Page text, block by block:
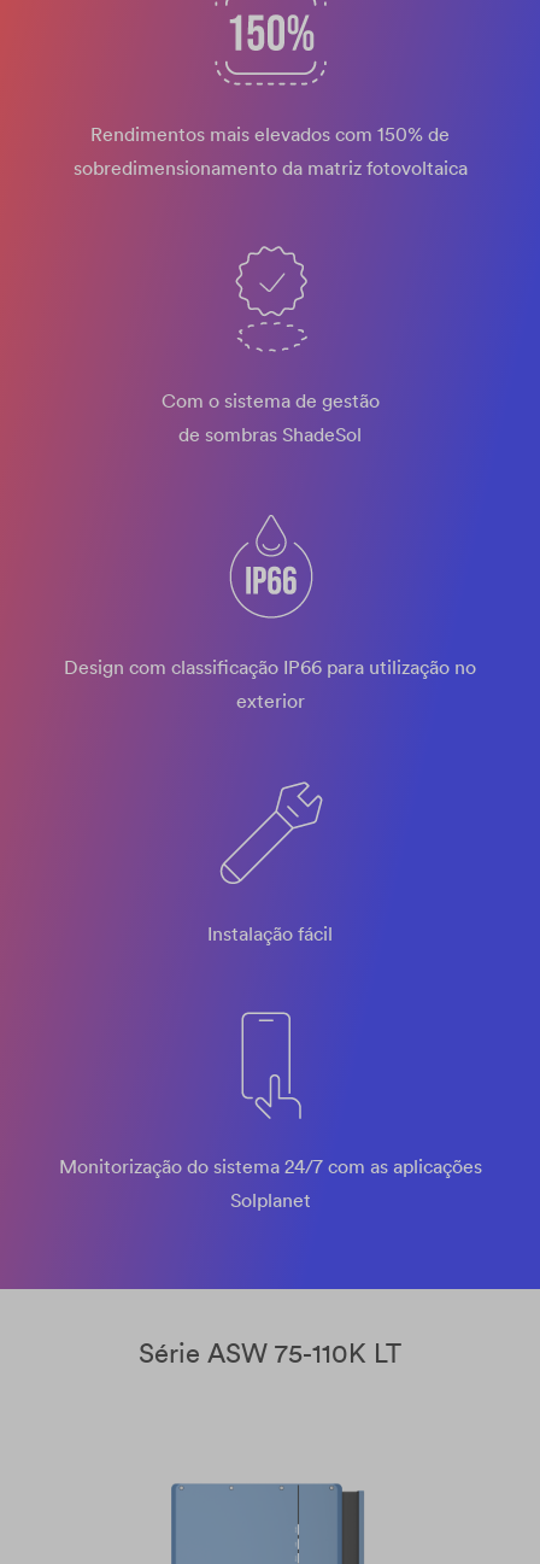
Rendimentos mais elevados com 150% de
sobredimensionamento da matriz fotovoltaica
Com o sistema de gestão
de sombras ShadeSol
Design com classificação IP66 para utilização no
exterior
Instalação fácil
Monitorização do sistema 24/7 com as aplicações
Solplanet
Série ASW 75-110K LT